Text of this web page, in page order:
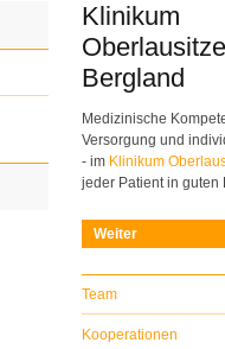
Klinikum
Bergland
Medizinische
Versorgung und
- im Klinikum
jeder Patient in guten
Weiter
Team
Kooperationen